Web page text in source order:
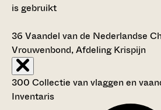
is gebruikt
36 Vaandel van de Nederlandse
Vrouwenbond, Afdeling Krispijn
300 Collectie van vlaggen en
Inventaris